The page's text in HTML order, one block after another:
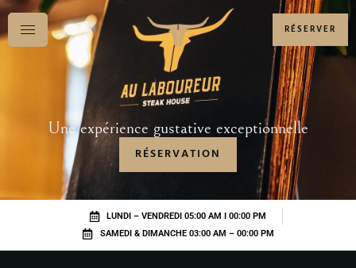
RÉSERVER
Une expérience gustative exceptionnelle
RÉSERVATION
LUNDI – VENDREDI 05:00 AM I 00:00 PM
SAMEDI & DIMANCHE 03:00 AM – 00:00 PM